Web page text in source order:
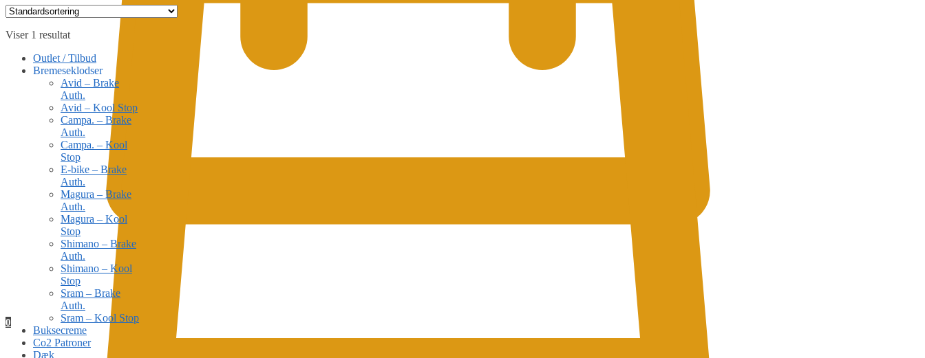
0
Viser 1 resultat
Outlet / Tilbud
Bremeseklodser
Avid – Brake
Auth.
Avid – Kool Stop
Campa. – Brake
Auth.
Campa. – Kool
Stop
E-bike – Brake
Auth.
Magura – Brake
Auth.
Magura – Kool
Stop
Shimano – Brake
Auth.
Shimano – Kool
Stop
Sram – Brake
Auth.
Sram – Kool Stop
Buksecreme
Co2 Patroner
Dæk